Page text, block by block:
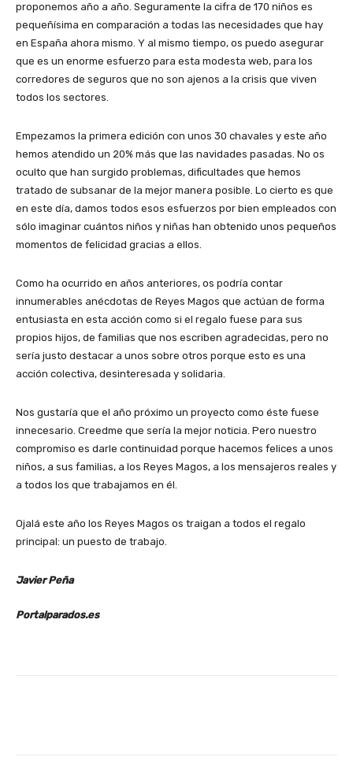
proponemos año a año. Seguramente la cifra de 170 niños es
pequeñísima en comparación a todas las necesidades que hay
en España ahora mismo. Y al mismo tiempo, os puedo asegurar
que es un enorme esfuerzo para esta modesta web, para los
corredores de seguros que no son ajenos a la crisis que viven
todos los sectores.
Empezamos la primera edición con unos 30 chavales y este año
hemos atendido un 20% más que las navidades pasadas. No os
oculto que han surgido problemas, dificultades que hemos
tratado de subsanar de la mejor manera posible. Lo cierto es que
en este día, damos todos esos esfuerzos por bien empleados con
sólo imaginar cuántos niños y niñas han obtenido unos pequeños
momentos de felicidad gracias a ellos.
Como ha ocurrido en años anteriores, os podría contar
innumerables anécdotas de Reyes Magos que actúan de forma
entusiasta en esta acción como si el regalo fuese para sus
propios hijos, de familias que nos escriben agradecidas, pero no
sería justo destacar a unos sobre otros porque esto es una
acción colectiva, desinteresada y solidaria.
Nos gustaría que el año próximo un proyecto como éste fuese
innecesario. Creedme que sería la mejor noticia. Pero nuestro
compromiso es darle continuidad porque hacemos felices a unos
niños, a sus familias, a los Reyes Magos, a los mensajeros reales y
a todos los que trabajamos en él.
Ojalá este año los Reyes Magos os traigan a todos el regalo
principal: un puesto de trabajo.
Javier Peña
Portalparados.es